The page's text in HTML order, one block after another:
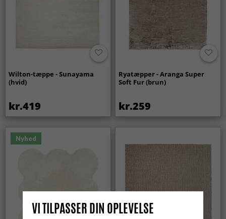
Wilton-tæppe - Sunayama
(hvid)
kr.419
Ryatæpper - Aranga Super
Soft Fur (brun)
kr.259
Nyhed
VI TILPASSER DIN OPLEVELSE